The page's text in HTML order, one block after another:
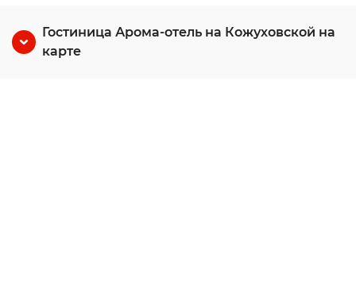
Гостиница Арома-отель на Кожуховской на
карте